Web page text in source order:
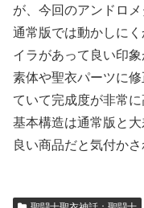
が、今回のアンドロメ
通常版では動かしに
イラがあって良い印
素体や聖衣パーツに
ていて完成度が非常に
基本構造は通常版と
良い商品だと気付か